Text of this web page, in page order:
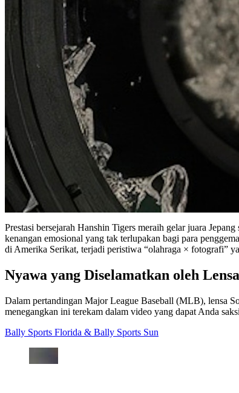
Prestasi bersejarah Hanshin Tigers meraih gelar juara
kenangan emosional yang tak terlupakan bagi para
di Amerika Serikat, terjadi peristiwa “olahraga × fotografi”
Nyawa yang Diselamatkan oleh
Dalam pertandingan Major League Baseball (MLB), lensa
menegangkan ini terekam dalam video yang dapat Anda
Bally Sports Florida & Bally Sports Sun